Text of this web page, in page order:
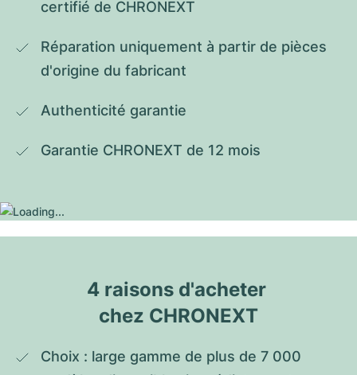
certifié de CHRONEXT
Réparation uniquement à partir de pièces
d'origine du fabricant
Authenticité garantie
Garantie CHRONEXT de 12 mois
4 raisons d'acheter
chez CHRONEXT
Choix : large gamme de plus de 7 000